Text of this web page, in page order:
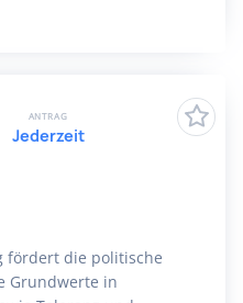
fördert die politische
Grundwerte in
ANTRAG
Jederzeit